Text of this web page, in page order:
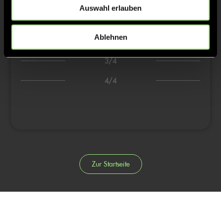
Auswahl erlauben
Ablehnen
1:4
3/4
4/4
Zur Startseite